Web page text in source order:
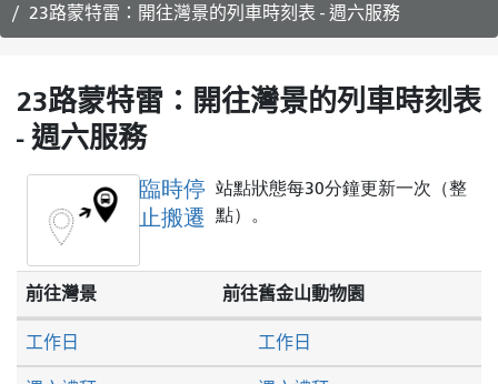
旅
行
式
23路蒙特雷：開往灣景的列車時刻表 - 週六服務
23路蒙特雷：開往灣景的列車時刻表
- 週六服務
臨時停
止搬遷
站點狀態每30分鐘更新一次（整
點）。
前往灣景 前往舊金山動物園
工作日 工作日